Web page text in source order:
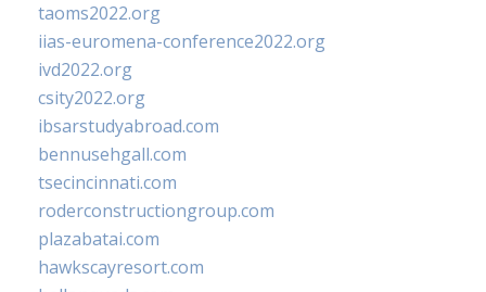
taoms2022.org
iias-euromena-conference2022.org
ivd2022.org
csity2022.org
ibsarstudyabroad.com
bennusehgall.com
tsecincinnati.com
roderconstructiongroup.com
plazabatai.com
hawkscayresort.com